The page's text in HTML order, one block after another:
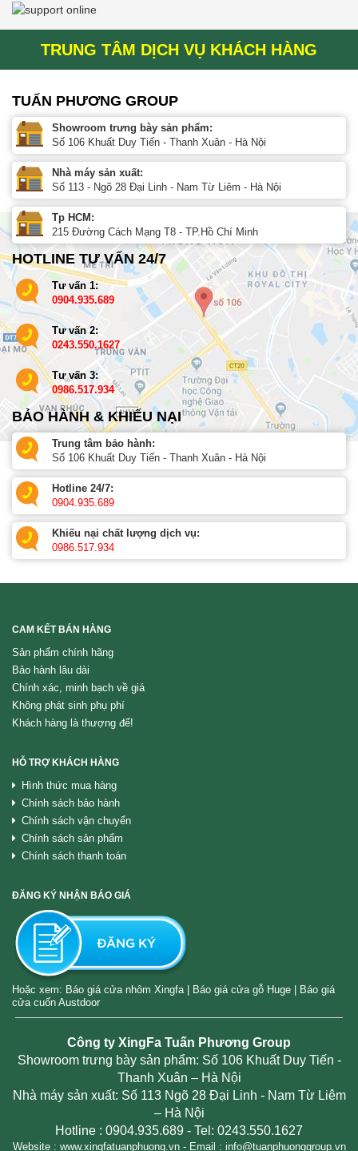
TRUNG TÂM DỊCH VỤ KHÁCH HÀNG
TUẤN PHƯƠNG GROUP
Showroom trưng bày sản phẩm:
Số 106 Khuất Duy Tiến - Thanh Xuân - Hà Nội
Nhà máy sản xuất:
Số 113 - Ngõ 28 Đại Linh - Nam Từ Liêm - Hà Nội
Tp HCM:
215 Đường Cách Mạng T8 - TP.Hồ Chí Minh
HOTLINE TƯ VẤN 24/7
Tư vấn 1:
0904.935.689
Tư vấn 2:
0243.550.1627
Tư vấn 3:
0986.517.934
BẢO HÀNH & KHIẾU NẠI
Trung tâm bảo hành:
Số 106 Khuất Duy Tiến - Thanh Xuân - Hà Nội
Hotline 24/7:
0904.935.689
Khiếu nại chất lượng dịch vụ:
0986.517.934
CAM KẾT BÁN HÀNG
Sản phẩm chính hãng
Bảo hành lâu dài
Chính xác, minh bạch về giá
Không phát sinh phụ phí
Khách hàng là thượng đế!
HỖ TRỢ KHÁCH HÀNG
Hình thức mua hàng
Chính sách bảo hành
Chính sách vận chuyển
Chính sách sản phẩm
Chính sách thanh toán
ĐĂNG KÝ NHẬN BÁO GIÁ
Hoặc xem: Báo giá cửa nhôm Xingfa| Báo giá cửa gỗ Huge
Báo giá
cửa cuốn Austdoor
Công ty XingFa Tuấn Phương Group
Showroom trưng bày sản phẩm: Số 106 Khuất Duy Tiến -
Thanh Xuân – Hà Nội
Nhà máy sản xuất: Số 113 Ngõ 28 Đại Linh - Nam Từ Liêm
– Hà Nội
Hotline : 0904.935.689 - Tel: 0243.550.1627
Website : www.xingfatuanphuong.vn - Email : info@tuanphuonggroup.vn